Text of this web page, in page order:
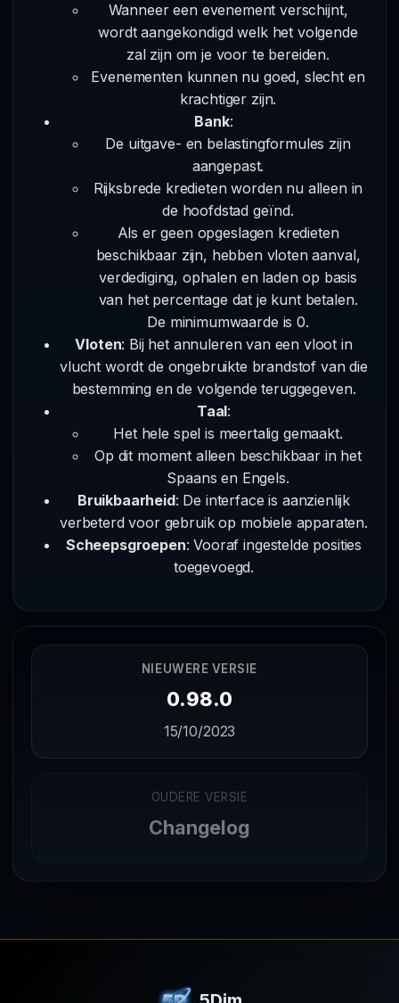
Wanneer een evenement verschijnt,
wordt aangekondigd welk het volgende
zal zijn om je voor te bereiden.
Evenementen kunnen nu goed, slecht en
krachtiger zijn.
Bank:
De uitgave- en belastingformules zijn
aangepast.
Rijksbrede kredieten worden nu alleen in
de hoofdstad geïnd.
Als er geen opgeslagen kredieten
beschikbaar zijn, hebben vloten aanval,
verdediging, ophalen en laden op basis
van het percentage dat je kunt betalen.
De minimumwaarde is 0.
Vloten: Bij het annuleren van een vloot in
vlucht wordt de ongebruikte brandstof van die
bestemming en de volgende teruggegeven.
Taal:
Het hele spel is meertalig gemaakt.
Op dit moment alleen beschikbaar in het
Spaans en Engels.
Bruikbaarheid: De interface is aanzienlijk
verbeterd voor gebruik op mobiele apparaten.
Scheepsgroepen: Vooraf ingestelde posities
toegevoegd.
NIEUWERE VERSIE
0.98.0
15/10/2023
OUDERE VERSIE
Changelog